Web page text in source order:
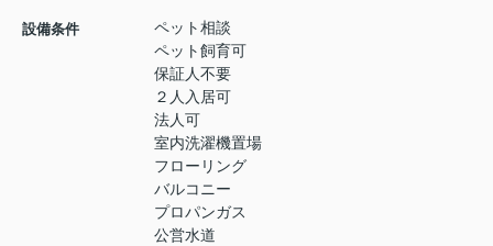
設備条件
ペット相談
ペット飼育可
保証人不要
２人入居可
法人可
室内洗濯機置場
フローリング
バルコニー
プロパンガス
公営水道